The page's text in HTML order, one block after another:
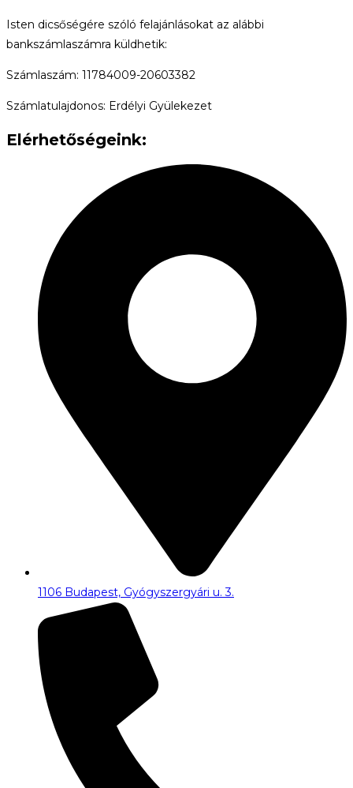
Isten dicsőségére szóló felajánlásokat az alábbi
bankszámlaszámra küldhetik:
Számlaszám: 11784009-20603382
Számlatulajdonos: Erdélyi Gyülekezet
Elérhetőségeink:
1106 Budapest, Gyógyszergyári u. 3.